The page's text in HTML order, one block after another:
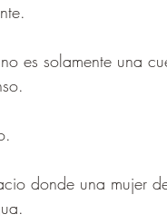
es solamente una
donde una mujer